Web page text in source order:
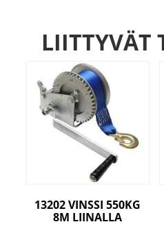
LIITTYVÄT
13202 VINSSI 550KG
8M LIINALLA